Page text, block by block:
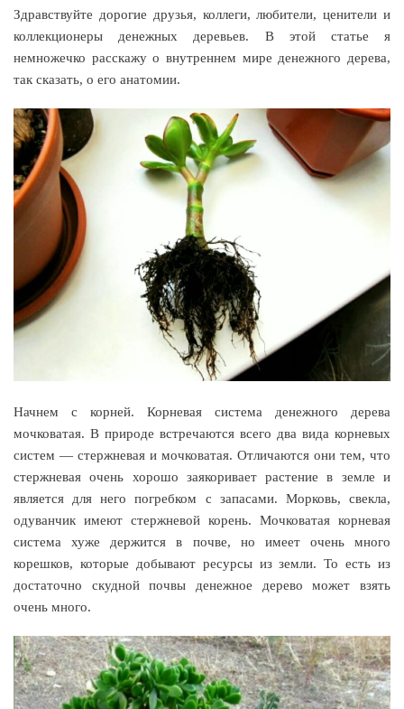
Здравствуйте дорогие друзья, коллеги, любители, ценители и
коллекционеры денежных деревьев. В этой статье я
немножечко расскажу о внутреннем мире денежного дерева,
так сказать, о его анатомии.
Начнем с корней. Корневая система денежного дерева
мочковатая. В природе встречаются всего два вида корневых
систем — стержневая и мочковатая. Отличаются они тем, что
стержневая очень хорошо заякоривает растение в земле и
является для него погребком с запасами. Морковь, свекла,
одуванчик имеют стержневой корень. Мочковатая корневая
система хуже держится в почве, но имеет очень много
корешков, которые добывают ресурсы из земли. То есть из
достаточно скудной почвы денежное дерево может взять
очень много.